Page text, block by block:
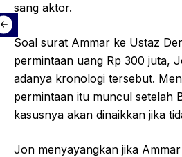
sang aktor.
Soal surat Ammar ke Ustaz
permintaan uang Rp 300 juta,
adanya kronologi tersebut.
permintaan itu muncul setelah
kasusnya akan dinaikkan jika
Jon menyayangkan jika